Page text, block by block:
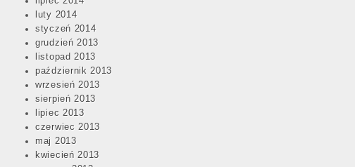
luty 2014
styczeń 2014
grudzień 2013
listopad 2013
październik 2013
wrzesień 2013
sierpień 2013
lipiec 2013
czerwiec 2013
maj 2013
kwiecień 2013